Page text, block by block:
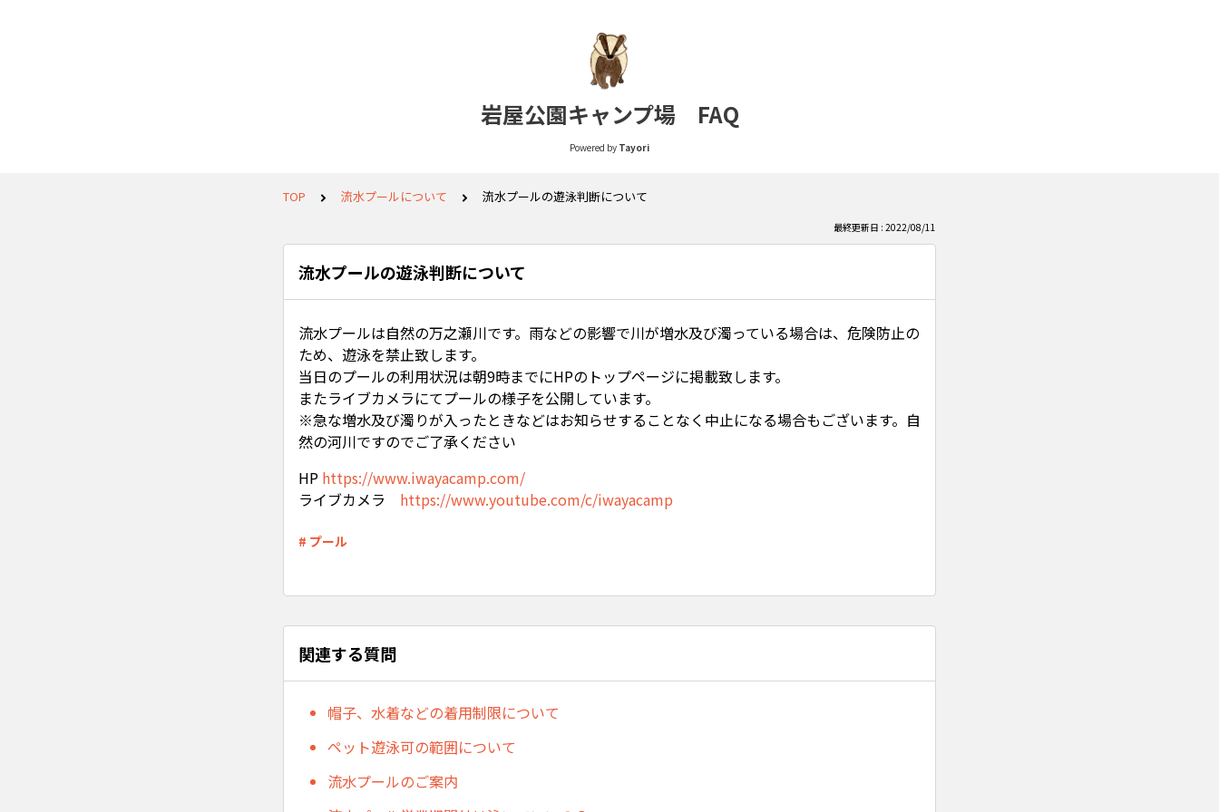
岩屋公園キャンプ場 FAQ
Powered by Tayori
TOP 流水プールについて 流水プールの遊泳判断について
最終更新日 : 2022/08/11
流水プールの遊泳判断について
流水プールは自然の万之瀬川です。雨などの影響で川が増水及び濁っている場合は、危険防止の
ため、遊泳を禁止致します。
当日のプールの利用状況は朝9時までにHPのトップページに掲載致します。
またライブカメラにてプールの様子を公開しています。
※急な増水及び濁りが入ったときなどはお知らせすることなく中止になる場合もございます。自
然の河川ですのでご了承ください
HP https://www.iwayacamp.com/
ライブカメラ https://www.youtube.com/c/iwayacamp
# プール
関連する質問
帽子、水着などの着用制限について
ペット遊泳可の範囲について
流水プールのご案内